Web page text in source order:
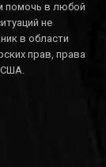
помочь в любой
не
в области
прав, права
США.